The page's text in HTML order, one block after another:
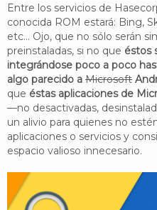
Entre los servicios de
conocida ROM estará: Bing,
etc... Ojo, que no sólo serán
preinstaladas, si no que éstos
integrándose poco a poco
algo parecido a Microsoft
que éstas aplicaciones de
—no desactivadas,
un alivio para quienes no
aplicaciones o servicios y
espacio valioso innecesario.